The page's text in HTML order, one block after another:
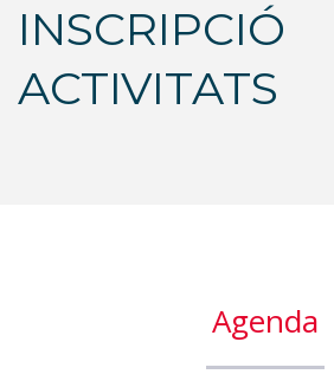
INSCRIPCIÓ
ACTIVITATS
Agenda